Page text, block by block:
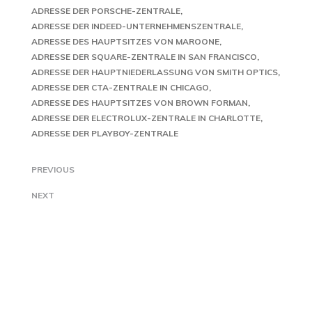
ADRESSE DER PORSCHE-ZENTRALE
ADRESSE DER INDEED-UNTERNEHMENSZENTRALE
ADRESSE DES HAUPTSITZES VON MAROONE
ADRESSE DER SQUARE-ZENTRALE IN SAN FRANCISCO
ADRESSE DER HAUPTNIEDERLASSUNG VON SMITH OPTICS
ADRESSE DER CTA-ZENTRALE IN CHICAGO
ADRESSE DES HAUPTSITZES VON BROWN FORMAN
ADRESSE DER ELECTROLUX-ZENTRALE IN CHARLOTTE
ADRESSE DER PLAYBOY-ZENTRALE
PREVIOUS
NEXT